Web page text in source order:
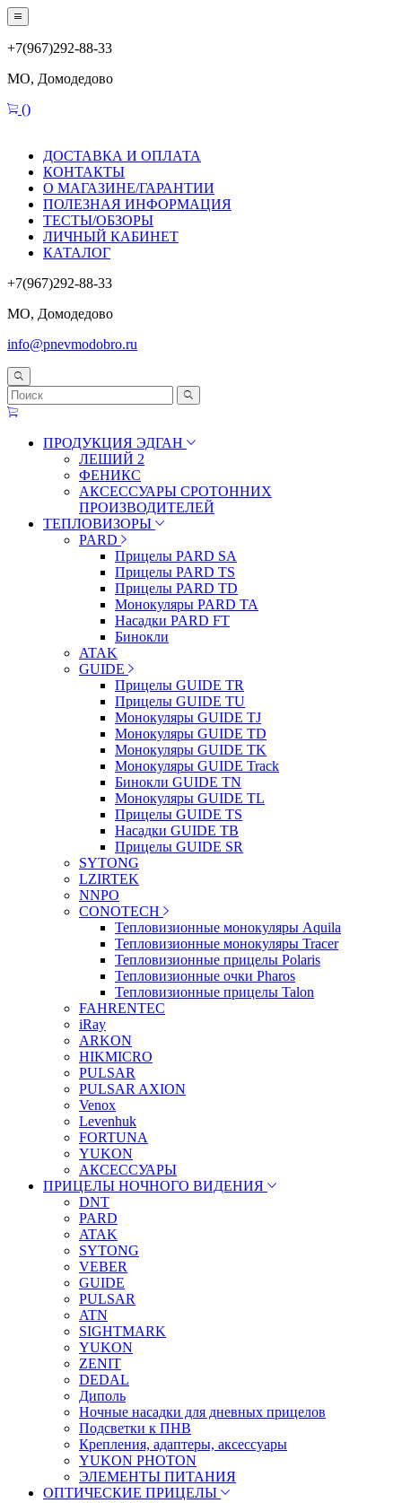
+7(967)292-88-33
МО, Домодедово
()
ДОСТАВКА И ОПЛАТА
КОНТАКТЫ
О МАГАЗИНЕ/ГАРАНТИИ
ПОЛЕЗНАЯ ИНФОРМАЦИЯ
ТЕСТЫ/ОБЗОРЫ
ЛИЧНЫЙ КАБИНЕТ
КАТАЛОГ
+7(967)292-88-33
МО, Домодедово
info@pnevmodobro.ru
ПРОДУКЦИЯ ЭДГАН
ЛЕШИЙ 2
ФЕНИКС
АКСЕССУАРЫ СРОТОННИХ
ПРОИЗВОДИТЕЛЕЙ
ТЕПЛОВИЗОРЫ
PARD
Прицелы PARD SA
Прицелы PARD TS
Прицелы PARD TD
Монокуляры PARD TA
Насадки PARD FT
Бинокли
ATAK
GUIDE
Прицелы GUIDE TR
Прицелы GUIDE TU
Монокуляры GUIDE TJ
Монокуляры GUIDE TD
Монокуляры GUIDE TK
Монокуляры GUIDE Track
Бинокли GUIDE TN
Монокуляры GUIDE TL
Прицелы GUIDE TS
Насадки GUIDE TB
Прицелы GUIDE SR
SYTONG
LZIRTEK
NNPO
CONOTECH
Тепловизионные монокуляры Aquila
Тепловизионные монокуляры Tracer
Тепловизионные прицелы Polaris
Тепловизионные очки Pharos
Тепловизионные прицелы Talon
FAHRENTEC
iRay
ARKON
HIKMICRO
PULSAR
PULSAR AXION
Venox
Levenhuk
FORTUNA
YUKON
АКСЕССУАРЫ
ПРИЦЕЛЫ НОЧНОГО ВИДЕНИЯ
DNT
PARD
ATAK
SYTONG
VEBER
GUIDE
PULSAR
ATN
SIGHTMARK
YUKON
ZENIT
DEDAL
Диполь
Ночные насадки для дневных прицелов
Подсветки к ПНВ
Крепления, адаптеры, аксессуары
YUKON PHOTON
ЭЛЕМЕНТЫ ПИТАНИЯ
ОПТИЧЕСКИЕ ПРИЦЕЛЫ